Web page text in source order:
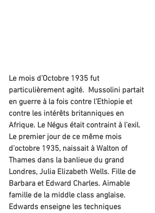
Le mois d’Octobre 1935 fut
particulièrement agité.  Mussolini partait
en guerre à la fois contre l’Ethiopie et
contre les intérêts britanniques en
Afrique. Le Négus était contraint à l’exil.
Le premier jour de ce même mois
d’octobre 1935, naissait à Walton of
Thames dans la banlieue du grand
Londres, Julia Elizabeth Wells. Fille de
Barbara et Edward Charles. Aimable
famille de la middle class anglaise.
Edwards enseigne les techniques